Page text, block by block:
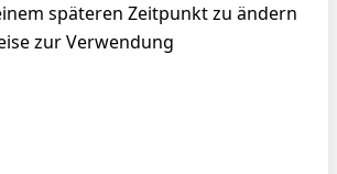
späteren Zeitpunkt zu ändern
zur Verwendung